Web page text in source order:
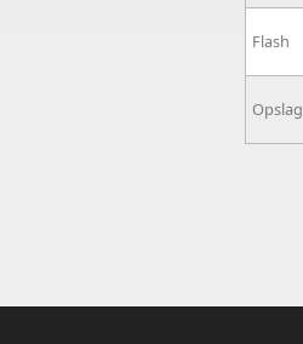
Flash
Opslag